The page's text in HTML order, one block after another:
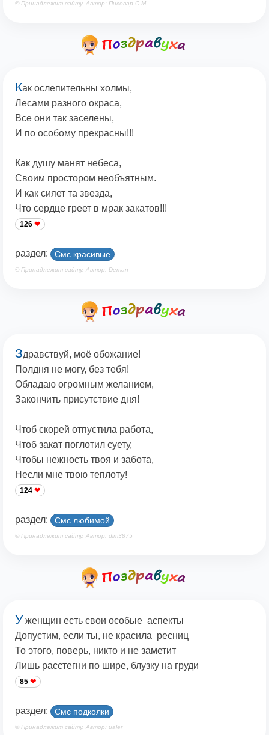
© Принадлежит сайту. Автор: Пивовар С.М.
Как ослепительны холмы,
Лесами разного окраса,
Все они так заселены,
И по особому прекрасны!!!
Как душу манят небеса,
Своим простором необъятным.
И как сияет та звезда,
Что сердце греет в мрак закатов!!!
126
раздел: Смс красивые
© Принадлежит сайту. Автор: Deman
Здравствуй, моё обожание!
Полдня не могу, без тебя!
Обладаю огромным желанием,
Закончить присутствие дня!
Чтоб скорей отпустила работа,
Чтоб закат поглотил суету,
Чтобы нежность твоя и забота,
Несли мне твою теплоту!
124
раздел: Смс любимой
© Принадлежит сайту. Автор: dim3875
У женщин есть свои особые аспекты
Допустим, если ты, не красила ресниц
То этого, поверь, никто и не заметит
Лишь расстегни по шире, блузку на груди
85
раздел: Смс подколки
© Принадлежит сайту. Автор: ualer